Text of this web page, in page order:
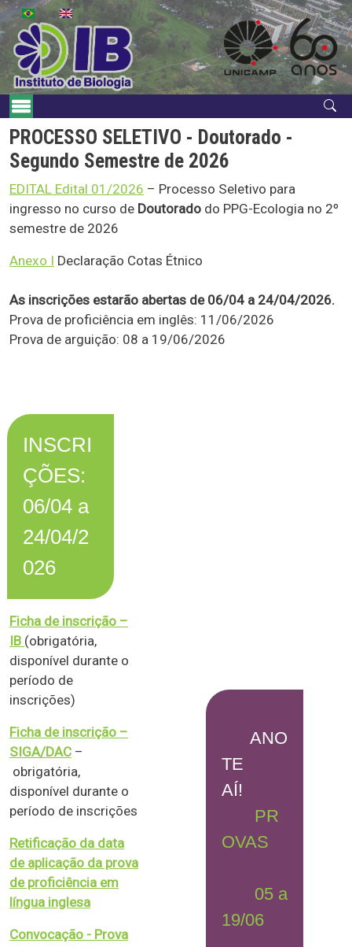
Pular para o conteúdo principal
Navegação principal
PROCESSO SELETIVO - Doutorado -
Segundo Semestre de 2026
EDITAL Edital 01/2026 – Processo Seletivo para
ingresso no curso de Doutorado do PPG-Ecologia no 2º
semestre de 2026
Anexo I Declaração Cotas Étnico
As inscrições estarão abertas de 06/04 a 24/04/2026.
Prova de proficiência em inglês: 11/06/2026
Prova de arguição: 08 a 19/06/2026
INSCRI
ÇÕES:
06/04 a
24/04/2
026
Ficha de inscrição –
IB (obrigatória,
disponível durante o
período de
inscrições)
Ficha de inscrição –
SIGA/DAC –
obrigatória,
disponível durante o
período de inscrições
Retificação da data
de aplicação da prova
de proficiência em
língua inglesa
Convocação - Prova
ANO
TE
AÍ!
PR
OVAS
05 a
19/06